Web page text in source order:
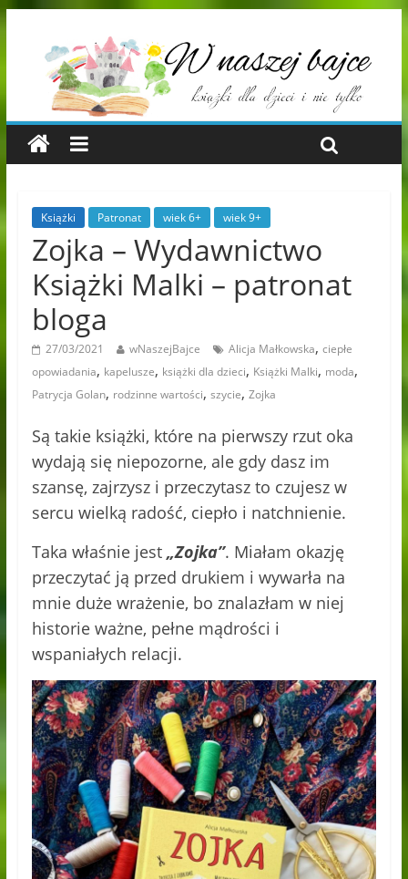
Książki Patronat wiek 6+ wiek 9+
Zojka – Wydawnictwo
Książki Malki – patronat
bloga
27/03/2021 wNaszejBajce Alicja Małkowska, ciepłe
opowiadania, kapelusze, książki dla dzieci, Książki Malki, moda,
Patrycja Golan, rodzinne wartości, szycie, Zojka
Są takie książki, które na pierwszy rzut oka
wydają się niepozorne, ale gdy dasz im
szansę, zajrzysz i przeczytasz to czujesz w
sercu wielką radość, ciepło i natchnienie.
Taka właśnie jest „Zojka”. Miałam okazję
przeczytać ją przed drukiem i wywarła na
mnie duże wrażenie, bo znalazłam w niej
historie ważne, pełne mądrości i
wspaniałych relacji.